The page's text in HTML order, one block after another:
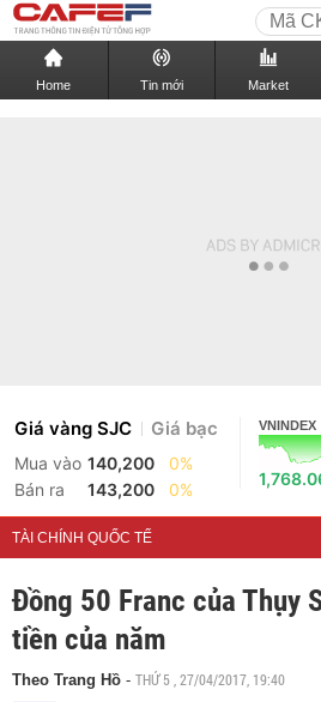
Home Tin mới Market
Giá vàng SJC Giá bạc
Mua vào 140,200
0%
Bán ra
143,200 0%
VNINDEX
TÀI CHÍNH QUỐC TẾ
Đồng 50 Franc của Thụy
tiền của năm
Theo Trang Hồ - THỨ 5 , 27/04/2017, 19:40